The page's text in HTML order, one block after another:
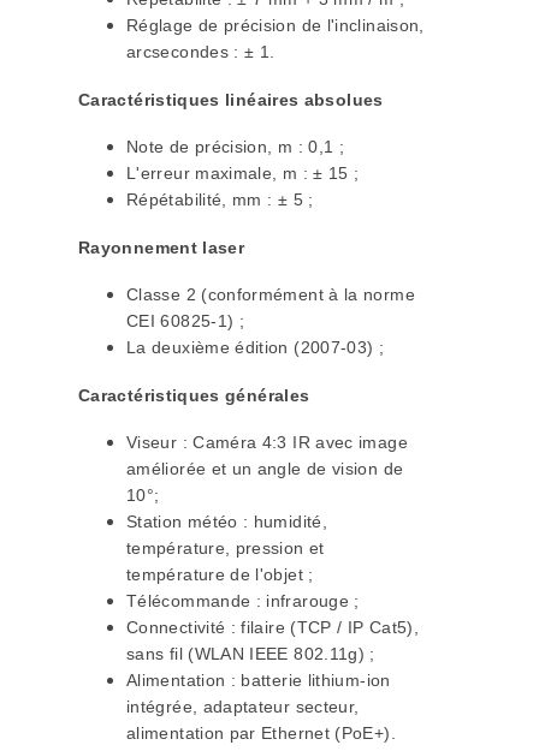
Réglage de précision de l'inclinaison,
arcsecondes : ± 1.
Caractéristiques linéaires absolues
Note de précision, m : 0,1 ;
L'erreur maximale, m : ± 15 ;
Répétabilité, mm : ± 5 ;
Rayonnement laser
Classe 2 (conformément à la norme
CEI 60825-1) ;
La deuxième édition (2007-03) ;
Caractéristiques générales
Viseur : Caméra 4:3 IR avec image
améliorée et un angle de vision de
10°;
Station météo : humidité,
température, pression et
température de l'objet ;
Télécommande : infrarouge ;
Connectivité : filaire (TCP / IP Cat5),
sans fil (WLAN IEEE 802.11g) ;
Alimentation : batterie lithium-ion
intégrée, adaptateur secteur,
alimentation par Ethernet (PoE+).